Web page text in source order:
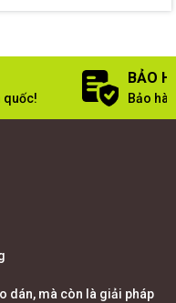
quốc!
BẢO
Bảo
dán, mà còn là giải pháp